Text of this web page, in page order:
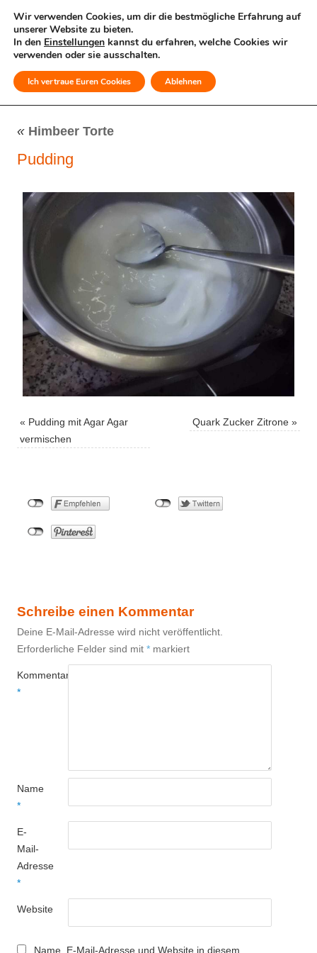
MENÜ
« Himbeer Torte
Pudding
« Pudding mit Agar Agar
vermischen
Quark Zucker Zitrone »
Schreibe einen Kommentar
Deine E-Mail-Adresse wird nicht veröffentlicht.
Erforderliche Felder sind mit * markiert
Kommentar
*
Name
*
E-
Mail-
Adresse
*
Website
Name, E-Mail-Adresse und Website in diesem
Wir verwenden Cookies, um dir die bestmögliche Erfahrung auf
unserer Website zu bieten.
In den Einstellungen kannst du erfahren, welche Cookies wir
verwenden oder sie ausschalten.
Ich vertraue Euren Cookies Ablehnen